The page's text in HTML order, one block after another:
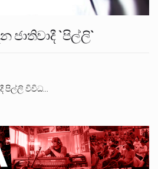
ජාතිවාදී `පිල්ලි`
පිල්ලි විවිධ…